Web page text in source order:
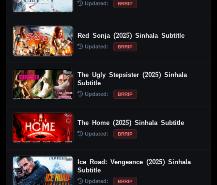
Updated: BRRIP
Red Sonja (2025) Sinhala Subtitle
Updated: BRRIP
The Ugly Stepsister (2025) Sinhala
Subtitle
Updated: BRRIP
The Home (2025) Sinhala Subtitle
Updated: BRRIP
Ice Road: Vengeance (2025) Sinhala
Subtitle
Updated: BRRIP